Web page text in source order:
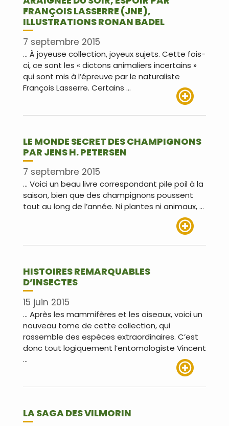
FRANÇOIS LASSERRE (JNE),
ILLUSTRATIONS RONAN BADEL
7 septembre 2015
… À joyeuse collection, joyeux sujets. Cette fois-
ci, ce sont les « dictons animaliers incertains »
qui sont mis à l’épreuve par le naturaliste
François Lasserre. Certains …
LE MONDE SECRET DES CHAMPIGNONS
PAR JENS H. PETERSEN
7 septembre 2015
… Voici un beau livre correspondant pile poil à la
saison, bien que des champignons poussent
tout au long de l’année. Ni plantes ni animaux, …
HISTOIRES REMARQUABLES
D’INSECTES
15 juin 2015
… Après les mammifères et les oiseaux, voici un
nouveau tome de cette collection, qui
rassemble des espèces extraordinaires. C’est
donc tout logiquement l’entomologiste Vincent
…
LA SAGA DES VILMORIN